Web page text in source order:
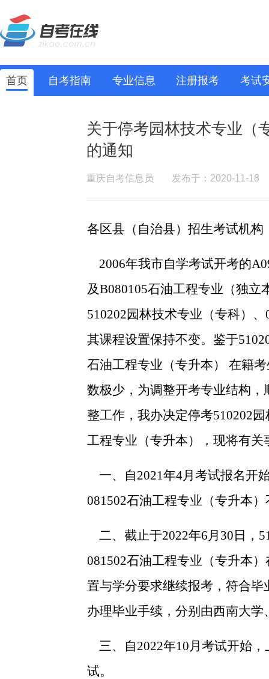
首页 自考指南 专业信息 注册报考 考试
关于停考园林技术专业（
的通知
重庆自考信息员 发布于：2020-11-18
各区县（自治县）招生考试机
2006年我市自学考试开考的
及B080105石油工程专业（独立
510202园林技术专业（专科） 、
其课程设置保持不变。鉴于
石油工程专业 （专升本）
在籍
数极少，为调整开考专业结构
整工作，我办决定停考510202
工程专业（专升本），现将有关
一、自2021年4月考试报名开
081502石油工程专业（专升本）
二、截止于2022年6月 30 日，
081502石油工程专业（专升本）
置与学分要求继续报考， 符合毕
办理毕业手续，分别由西南大学
三、 自2022年10月考试开始
试。